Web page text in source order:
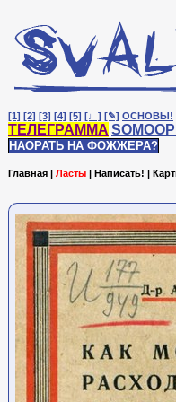
[1] [2] [3] [4] [5] [♩] [✎] ОСНОВЫ!
ТЕЛЕГРАММА
НАОРАТЬ НА ФОЖЖЕРА?
Главная | Ласты | Написать! |